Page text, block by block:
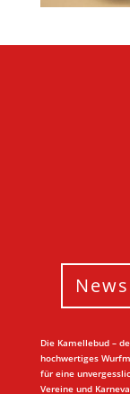
Die Kamellebud –
hochwertiges
für eine
Vereine und